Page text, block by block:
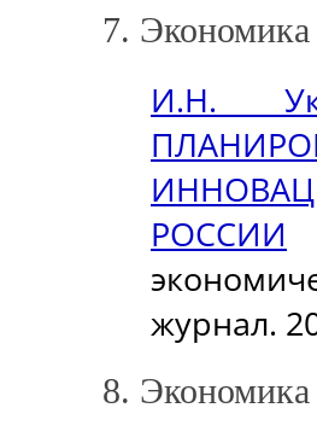
7.
И.Н.
РОССИИ
журнал.
8.